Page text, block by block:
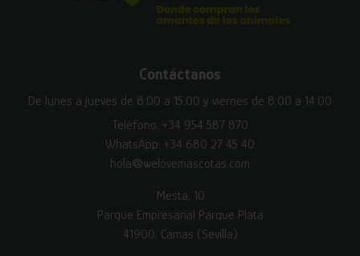
Contáctanos
De lunes a jueves de 8:00 a 15:00 y viernes de 8:00 a 14:00
Teléfono: +34 954 587 870
WhatsApp: +34 680 27 45 40
hola@welovemascotas.com
Mesta, 10
Parque Empresarial Parque Plata
41900, Camas (Sevilla)